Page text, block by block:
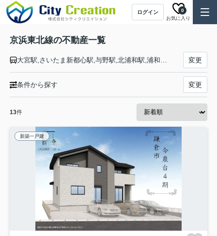
ログイン
お気に入り
0
京浜東北線の不動産一覧
変更
条件から探す 変更
13件
新築一戸建